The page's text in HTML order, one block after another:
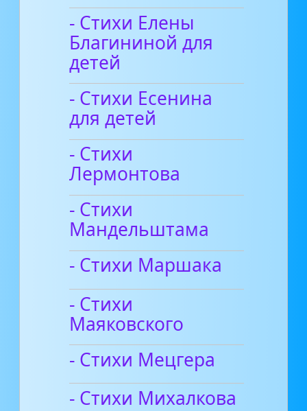
- Стихи Елены
Благининой для
детей
- Стихи Есенина
для детей
- Стихи
Лермонтова
- Стихи
Мандельштама
- Стихи Маршака
- Стихи
Маяковского
- Стихи Мецгера
- Стихи Михалкова